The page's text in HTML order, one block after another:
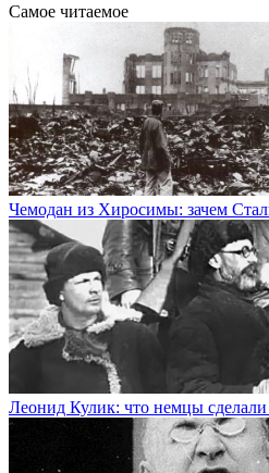
Самое читаемое
Чемодан из Хиросимы: зачем
Леонид Кулик: что немцы сделали